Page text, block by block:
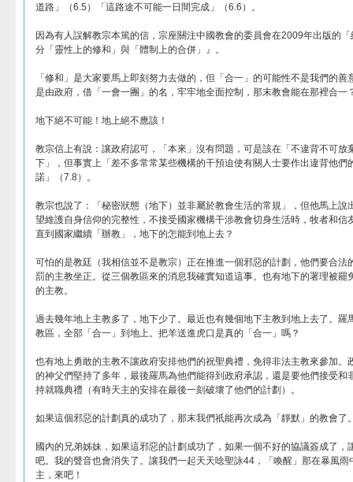
道路」（6.5）「這路途不可能一日間完成」（6.6）。
因為有人誤解教宗本篤的信，宗座關注中國教會的委員會在2009年出版的
分「靈性上的修和」與「體制上的合併」』。
「修和」是大家要馬上即刻努力去做的，但「合一」的可能性不是我們的
是由政府，借「一會一團」的名，牢牢地全面控制，那末教會能在那裡合一
地下絕不可能！地上絕不應該！
教宗信上有說：讓政府認可，「本來」沒有問題，可是該在「不違背不可放
下」，但事實上「差不多常常某些機構的干預迫使有關人士要作出違背他們
諾」（7.8）。
教宗也說了：「秘密狀態（地下）並非屬於教會生活的常規」，但他馬上說
望維護自身信仰的完整性，不接受國家機構干涉教會切身生活時，牧者和信
直到國家繼續「辦教」，地下的怎能到地上去？
可怕的是教廷（我相信並不是教宗）正在推進一個邪惡的計劃，他們要合法
罰的主教坐正。從三個教區來的消息我確實知道這事。也有地下的署理被罷
的主教。
過去幾年地上主教多了，地下少了。最近也有幾個地下主教到地上去了。羅
教區，全部「合一」到地上。把羊送進虎口是真的「合一」嗎？
也有地上勇敢的主教不讓政府安排他們的祝聖典禮，免得非法主教來參加。
的神父們堅持了多年，最後羅馬為他們能得到政府承認，還是要他們接受和
持就職典禮（有時天主的安排在最後一刻破壞了他們的計劃）。
如果這個邪惡的計劃真的成功了，那末我們祇能再次成為「靜默」的教會了
國內的兄弟姊妹，如果這邪惡的計劃成功了，如果一個不好的協議簽成了，
吧。我的聲音也會消失了。讓我們一起天天唸聖詠44，「喚醒」那在暴風
主，來吧！